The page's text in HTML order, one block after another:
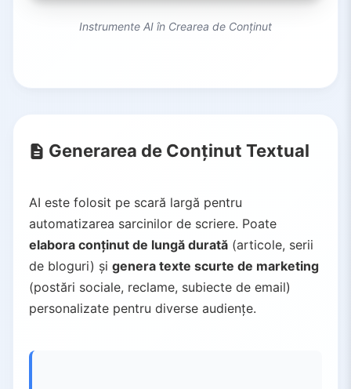
Instrumente AI în Crearea de Conținut
Generarea de Conținut Textual
AI este folosit pe scară largă pentru
automatizarea sarcinilor de scriere. Poate
elabora conținut de lungă durată (articole, serii
de bloguri) și genera texte scurte de marketing
(postări sociale, reclame, subiecte de email)
personalizate pentru diverse audiențe.